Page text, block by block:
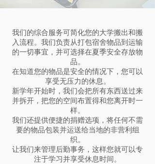
我们的综合服务可简化您的大学搬出和搬
入流程。我们负责从打包宿舍物品到运输
的一切事宜，并可选择在夏季安全存放物
品。
在知道您的物品是安全的情况下，您可以
享受无压力的休息。
新学年开始时，我们会把所有东西送过来
并拆开，把您的空间布置得和您离开时一
样。
我们还提供便捷的捐赠选项，将任何不需
要的物品包装并运送给当地的非营利组
织。
让我们来管理后勤事务，这样您就可以专
注于学习并享受休息时间。